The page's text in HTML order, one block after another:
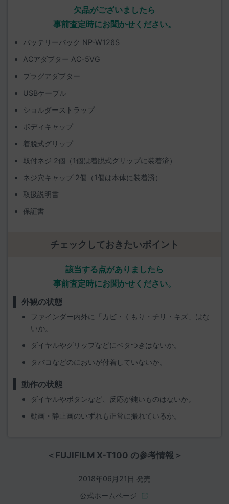
欠品がございましたら
事前査定時にお聞かせください。
バッテリーパック NP-W126S
ACアダプター AC-5VG
プラグアダプター
USBケーブル
ショルダーストラップ
ボディキャップ
着脱式グリップ
取付ネジ 2個（1個は着脱式グリップに装着済）
ネジ穴キャップ 2個（1個は本体に装着済）
取扱説明書
保証書
チェックしておきたいポイント
該当する点がありましたら
事前査定時にお聞かせください。
外観の状態
ファインダー内外に「カビ・くもり・チリ・キズ」はな
いか。
ダイヤルやグリップなどにベタつきはないか。
タバコなどのにおいが付着していないか。
動作の状態
ダイヤルやボタンなど、反応が鈍いものはないか。
動画・静止画のいずれも正常に撮れているか。
＜FUJIFILM X-T100 の参考情報＞
2018年06月21日 発売
公式ホームページ